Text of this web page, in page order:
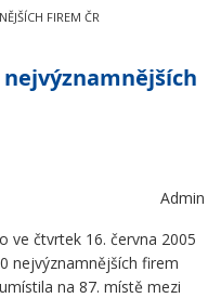
FIREM ČR
Admin
ve čtvrtek 16. června 2005
nejvýznamnějších firem
na 87. místě mezi